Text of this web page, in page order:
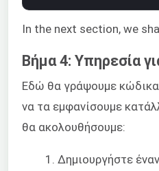
In the next section, we
Βήμα 4: Υπηρεσία
Εδώ θα γράψουμε κώδικα
να τα εμφανίσουμε
θα ακολουθήσουμε:
Δημιουργήστε